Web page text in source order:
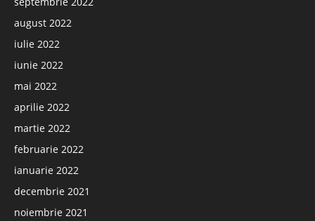
august 2022
iulie 2022
iunie 2022
mai 2022
aprilie 2022
martie 2022
februarie 2022
ianuarie 2022
decembrie 2021
noiembrie 2021